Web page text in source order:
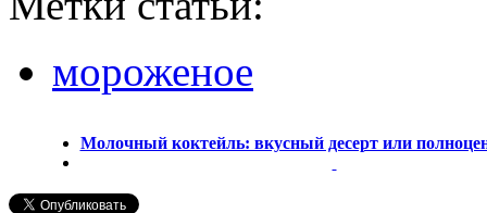
мороженое
Молочный коктейль: вкусный десерт или